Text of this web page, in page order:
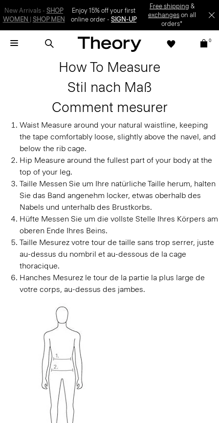
New Arrivals - SHOP
WOMEN
SHOP MEN
Enjoy 15% off your first
online order -SIGN-UP
Free shipping &
exchangeson all
orders*
0
How To Measure
Stil nach Maß
Comment mesurer
Waist Measure around your natural waistline, keeping
the tape comfortably loose, slightly above the navel, and
below the rib cage.
Hip Measure around the fullest part of your body at the
top of your leg.
Taille Messen Sie um Ihre natürliche Taille herum, halten
Sie das Band angenehm locker, etwas oberhalb des
Nabels und unterhalb des Brustkorbs.
Hüfte Messen Sie um die vollste Stelle Ihres Körpers am
oberen Ende Ihres Beins.
Taille Mesurez votre tour de taille sans trop serrer, juste
au-dessus du nombril et au-dessous de la cage
thoracique.
Hanches Mesurez le tour de la partie la plus large de
votre corps, au-dessus des jambes.